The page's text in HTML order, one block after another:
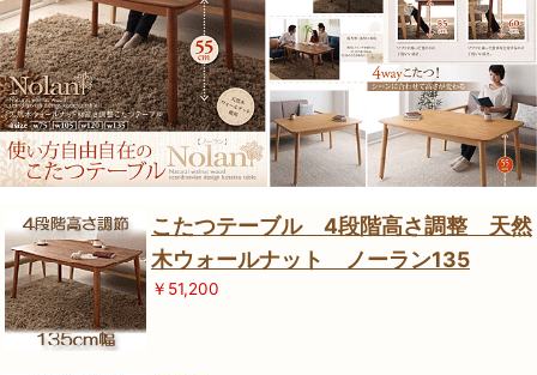
こたつテーブル 4段階高さ調整 天然
木ウォールナット ノーラン135
￥51,200